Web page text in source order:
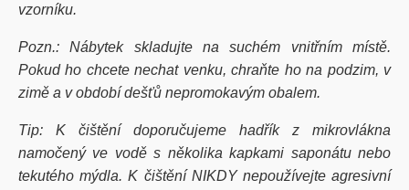
vzorníku.
Pozn.: Nábytek skladujte na suchém vnitřním místě.
Pokud ho chcete nechat venku, chraňte ho na podzim, v
zimě a v období dešťů nepromokavým obalem.
Tip: K čištění doporučujeme hadřík z mikrovlákna
namočený ve vodě s několika kapkami saponátu nebo
tekutého mýdla. K čištění NIKDY nepoužívejte agresivní